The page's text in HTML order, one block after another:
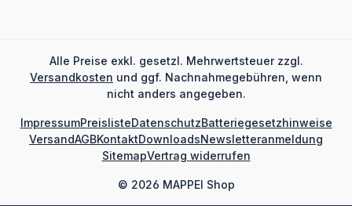
Alle Preise exkl. gesetzl. Mehrwertsteuer zzgl.
Versandkosten und ggf. Nachnahmegebühren, wenn
nicht anders angegeben.
© 2026 MAPPEI Shop
ImpressumPreislisteDatenschutzBatteriegesetzhinweise
VersandAGBKontaktDownloadsNewsletteranmeldung
SitemapVertrag widerrufen